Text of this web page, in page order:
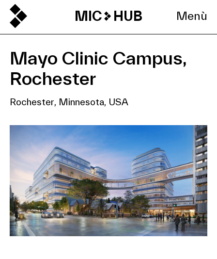
MIC HUB Menù
Mayo Clinic Campus,
Rochester
Rochester, Minnesota, USA